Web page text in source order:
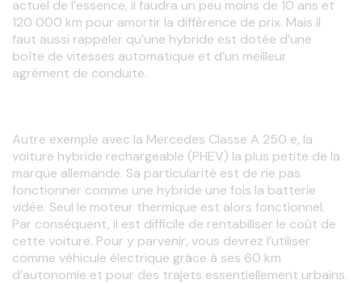
actuel de l’essence, il faudra un peu moins de 10 ans et
120 000 km pour amortir la différence de prix. Mais il
faut aussi rappeler qu’une hybride est dotée d’une
boîte de vitesses automatique et d’un meilleur
agrément de conduite.
Autre exemple avec la Mercedes Classe A 250 e, la
voiture hybride rechargeable (PHEV) la plus petite de la
marque allemande. Sa particularité est de ne pas
fonctionner comme une hybride une fois la batterie
vidée. Seul le moteur thermique est alors fonctionnel.
Par conséquent, il est difficile de rentabiliser le coût de
cette voiture. Pour y parvenir, vous devrez l’utiliser
comme véhicule électrique grâce à ses 60 km
d’autonomie et pour des trajets essentiellement urbains.